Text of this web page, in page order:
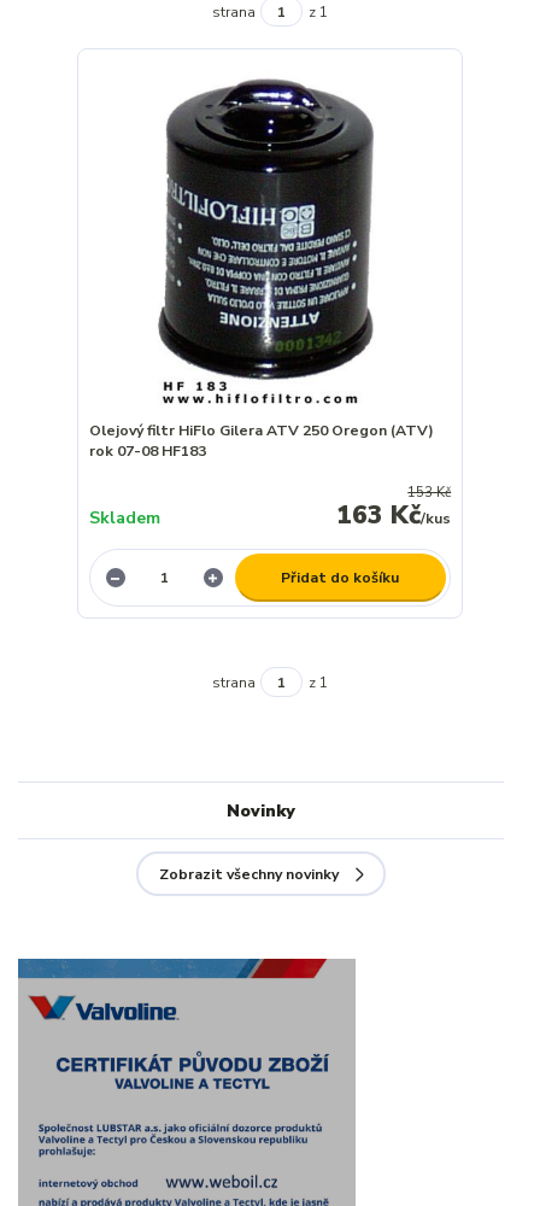
strana z 1
Olejový filtr HiFlo Gilera ATV 250 Oregon (ATV)
rok 07-08 HF183
153 Kč
163 Kč/kus
Skladem
Přidat do košíku
strana z 1
Novinky
Zobrazit všechny novinky